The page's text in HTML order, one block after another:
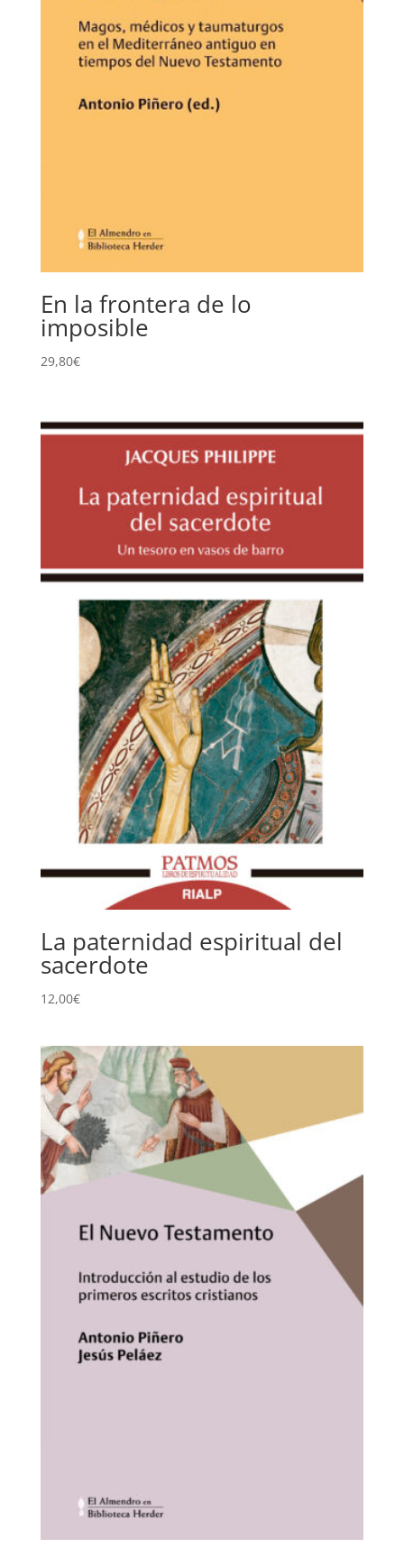
En la frontera de lo
imposible
29,80€
La paternidad espiritual del
sacerdote
12,00€